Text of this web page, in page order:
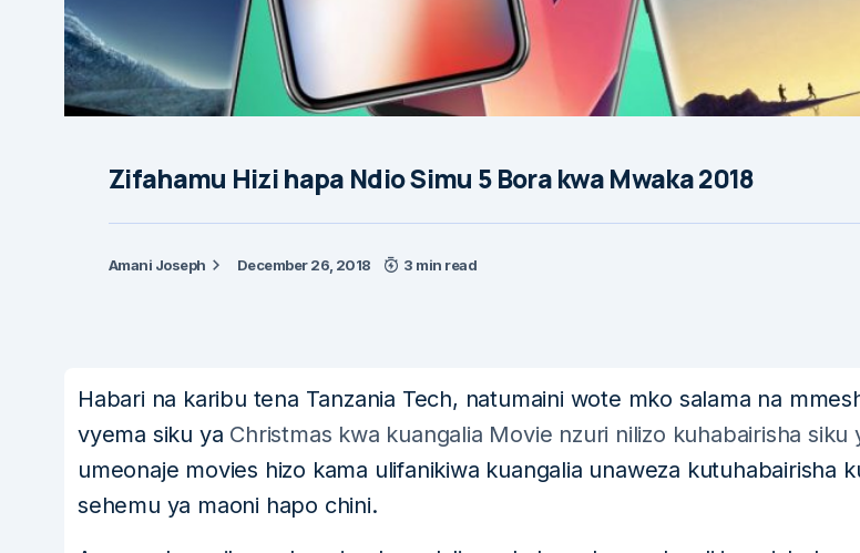
Zifahamu Hizi hapa Ndio Simu 5 Bora kwa Mwaka 2018
Amani Joseph December 26, 2018 3 min read
Habari na karibu tena Tanzania Tech, natumaini wote mko salama na
vyema siku ya Christmas kwa kuangalia Movie nzuri nilizo kuhabairisha siku
umeonaje movies hizo kama ulifanikiwa kuangalia unaweza kutuhabairisha
sehemu ya maoni hapo chini.